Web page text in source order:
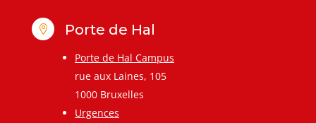
 Porte de Hal
Porte de Hal Campus
rue aux Laines, 105
1000 Bruxelles
Urgences